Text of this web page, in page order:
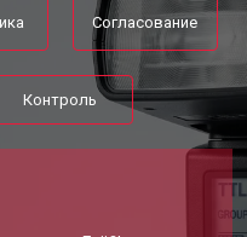
Согласование
Контроль